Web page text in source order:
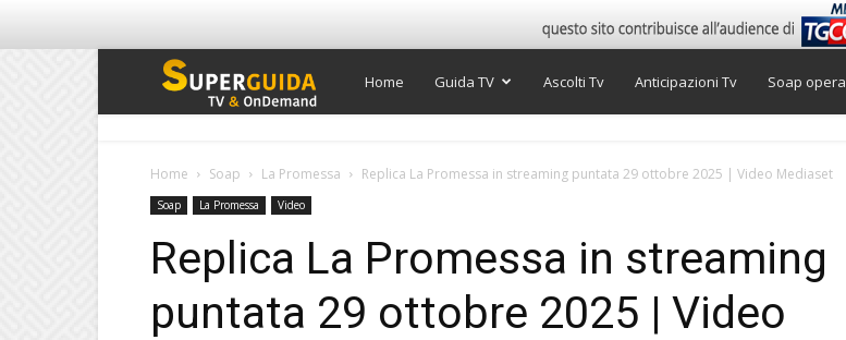
Super
Home Guida TV Ascolti Tv Anticipazioni Tv Soap opera
Home Soap La Promessa Replica La Promessa in streaming puntata 29 ottobre 2025 | Video Mediaset
Soap La Promessa Video
Replica La Promessa in streaming
puntata 29 ottobre 2025 | Video